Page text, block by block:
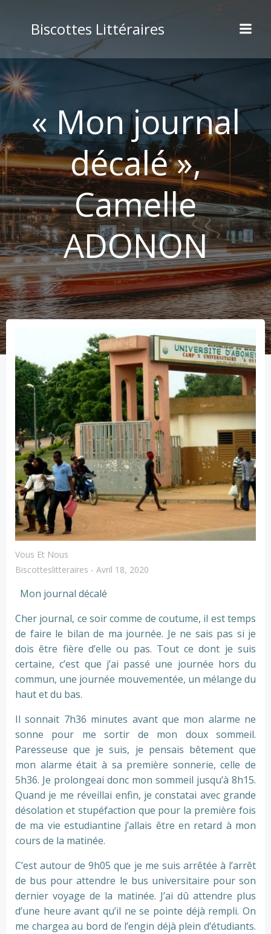
au
contenu
Biscottes Littéraires
« Mon journal
décalé »,
Camelle
ADONON
Vous Et Nous
Biscotteslitteraires - Avril 18, 2020
Mon journal décalé
Cher journal, ce soir comme de coutume, il est temps
de faire le bilan de ma journée. Je ne sais pas si je
dois être fière d’elle ou pas. Tout ce dont je suis
certaine, c’est que j’ai passé une journée hors du
commun, une journée mouvementée, un mélange du
haut et du bas.
Il sonnait 7h36 minutes avant que mon alarme ne
sonne pour me sortir de mon doux sommeil.
Paresseuse que je suis, je pensais bêtement que
mon alarme était à sa première sonnerie, celle de
5h36. Je prolongeai donc mon sommeil jusqu’à 8h15.
Quand je me réveillai enfin, je constatai avec grande
désolation et stupéfaction que pour la première fois
de ma vie estudiantine j’allais être en retard à mon
cours de la matinée.
C’est autour de 9h05 que je me suis arrêtée à l’arrêt
de bus pour attendre le bus universitaire pour son
dernier voyage de la matinée. J’ai dû attendre plus
d’une heure avant qu’il ne se pointe déjà rempli. On
me chargea au bord de l’engin déjà plein d’étudiants.